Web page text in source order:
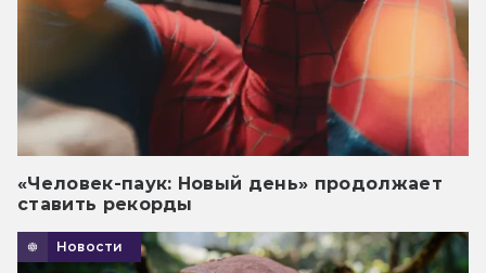
«Человек-паук: Новый день» продолжает
ставить рекорды
Новости